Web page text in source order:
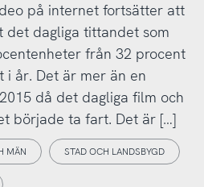
på internet fortsätter att
det dagliga tittandet som
från 32 procent
i år. Det är mer än en
då det dagliga film och
började ta fart. Det är […]
MÄN STAD OCH LANDSBYGD